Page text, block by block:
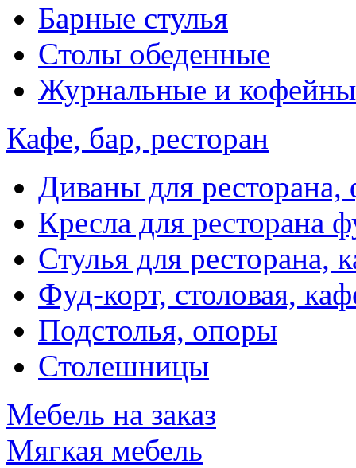
Барные стулья
Столы обеденные
Журнальные и
Кафе, бар, ресторан
Диваны для ресторана,
Кресла для ресторана
Стулья для ресторана,
Фуд-корт, столовая,
Подстолья, опоры
Столешницы
Мебель на заказ
Мягкая мебель